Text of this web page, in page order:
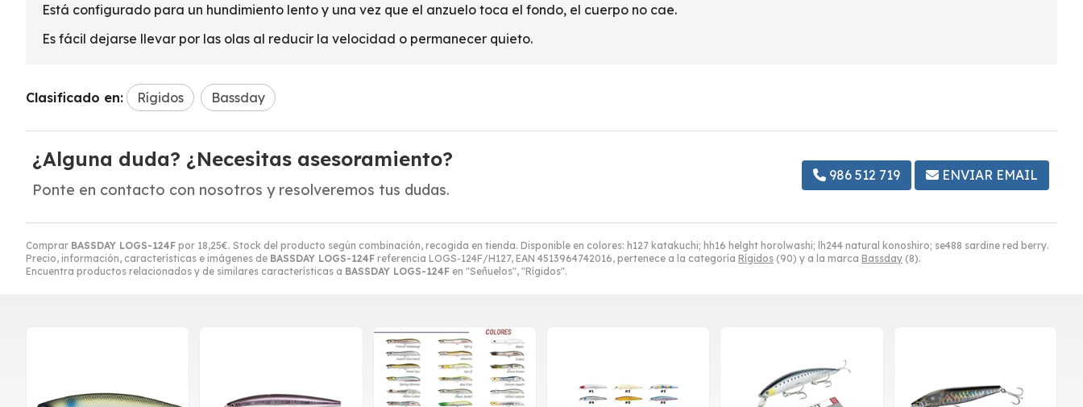
Comprar BASSDAY LOGS-124F por 18,25€. Stock del producto según combinación, recogida en tienda. Disponible en colores: h127 katakuchi; hh16 helght horolwashi; lh244 natural konoshiro; se488 sardine red berry.
Precio, información, características e imágenes de BASSDAY LOGS-124F referencia LOGS-124F/H127, EAN 4513964742016, pertenece a la categoría Rígidos (90) y a la marca Bassday (8).
Encuentra productos relacionados y de similares características a BASSDAY LOGS-124F en "Señuelos", "Rígidos".
Está configurado para un hundimiento lento y una vez que el anzuelo toca el fondo, el cuerpo no cae.
Es fácil dejarse llevar por las olas al reducir la velocidad o permanecer quieto.
Clasificado en: Rígidos Bassday
¿Alguna duda? ¿Necesitas asesoramiento?
Ponte en contacto con nosotros y resolveremos tus dudas.
986 512 719 ENVIAR EMAIL